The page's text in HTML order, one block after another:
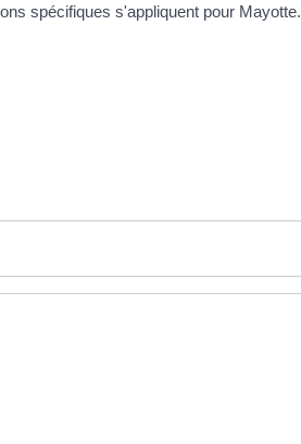
spécifiques s'appliquent pour Mayotte.